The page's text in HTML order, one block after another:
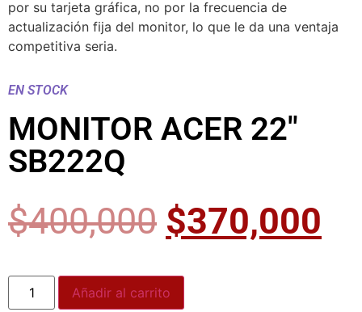
por su tarjeta gráfica, no por la frecuencia de
actualización fija del monitor, lo que le da una ventaja
competitiva seria.
EN STOCK
MONITOR ACER 22″
SB222Q
$400,000 $370,000
Añadir al carrito